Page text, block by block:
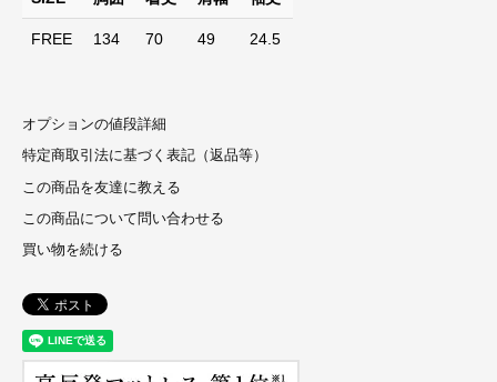
FREE 134 70 49 24.5
オプションの値段詳細
特定商取引法に基づく表記（返品等）
この商品を友達に教える
この商品について問い合わせる
買い物を続ける